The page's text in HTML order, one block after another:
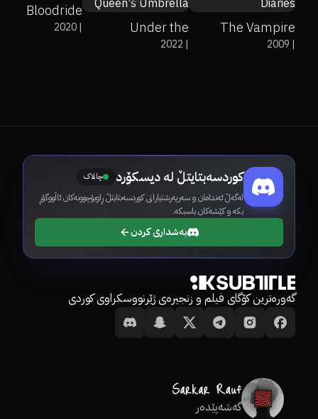
The Vampire
Diaries|
2009
Under the
Queen's Umbrella|
2022
Bloodride
|
2020
کوردسەبتایتڵ لە دیسکۆرد چالاک
لەگەڵ ئەندامان و سەرپەرشتیارانی کوردسەبتایتڵ ڕاوبۆچوونەکان ئاڵووگۆڕ
بکە و کێشەکان باسبکە.
بەشداری کردن
گەورەترین کۆگای فیلم و زنجیرەی ژێرنووسکراوی کوردی
گەشەپێدەر